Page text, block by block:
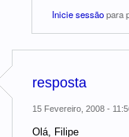
Inicie sessãopara
resposta
15 Fevereiro, 2008 -
Olá, Filipe